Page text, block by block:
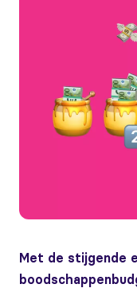
Met de stijgende